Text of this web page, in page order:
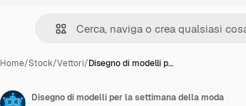
Home/Stock/Vettori/Disegno di modelli p…
Disegno di modelli per la settimana della moda